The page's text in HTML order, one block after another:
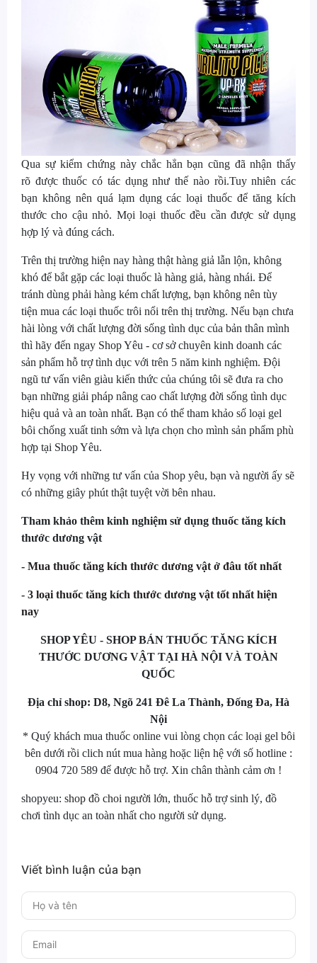
Qua sự kiểm chứng này chắc hẳn bạn cũng đã nhận thấy
rõ được thuốc có tác dụng như thế nào rồi.Tuy nhiên các
bạn không nên quá lạm dụng các loại thuốc để tăng kích
thước cho cậu nhỏ. Mọi loại thuốc đều cần được sử dụng
hợp lý và đúng cách.
Trên thị trường hiện nay hàng thật hàng giả lẫn lộn, không
khó để bắt gặp các loại thuốc là hàng giả, hàng nhái. Để
tránh dùng phải hàng kém chất lượng, bạn không nên tùy
tiện mua các loại thuốc trôi nổi trên thị trường. Nếu bạn chưa
hài lòng với chất lượng đời sống tình dục của bản thân mình
thì hãy đến ngay Shop Yêu - cơ sở chuyên kinh doanh các
sản phẩm hỗ trợ tình dục với trên 5 năm kinh nghiệm. Đội
ngũ tư vấn viên giàu kiến thức của chúng tôi sẽ đưa ra cho
bạn những giải pháp nâng cao chất lượng đời sống tình dục
hiệu quả và an toàn nhất. Bạn có thể tham khảo số loại gel
bôi chống xuất tinh sớm và lựa chọn cho mình sản phẩm phù
hợp tại Shop Yêu.
Hy vọng với những tư vấn của Shop yêu, bạn và người ấy sẽ
có những giây phút thật tuyệt vời bên nhau.
Tham khảo thêm kinh nghiệm sử dụng thuốc tăng kích
thước dương vật
- Mua thuốc tăng kích thước dương vật ở đâu tốt nhất
- 3 loại thuốc tăng kích thước dương vật tốt nhất hiện
nay
SHOP YÊU - SHOP BÁN THUỐC TĂNG KÍCH
THƯỚC DƯƠNG VẬT TẠI HÀ NỘI VÀ TOÀN
QUỐC
Địa chỉ shop: D8, Ngõ 241 Đê La Thành, Đống Đa, Hà
Nội
* Quý khách mua thuốc online vui lòng chọn các loại gel bôi
bên dưới rồi clich nút mua hàng hoặc liện hệ với số hotline :
0904 720 589 để được hỗ trợ. Xin chân thành cảm ơn !
shopyeu: shop đồ choi người lớn, thuốc hỗ trợ sinh lý, đồ
chơi tình dục an toàn nhất cho người sử dụng.
Viết bình luận của bạn